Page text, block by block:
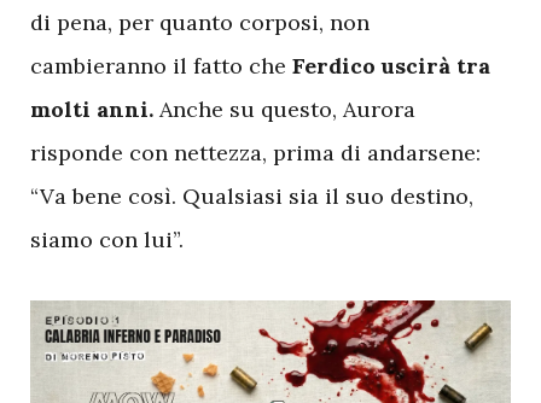
di pena, per quanto corposi, non
cambieranno il fatto che Ferdico uscirà tra
molti anni. Anche su questo, Aurora
risponde con nettezza, prima di andarsene:
“Va bene così. Qualsiasi sia il suo destino,
siamo con lui”.